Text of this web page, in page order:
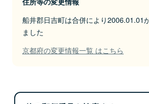
船井郡日吉町は合併により2006.01.01
ました
京都府の変更情報一覧 はこちら